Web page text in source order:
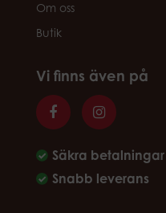
Om oss
Butik
Vi finns även på
Säkra betalningar
Snabb leverans